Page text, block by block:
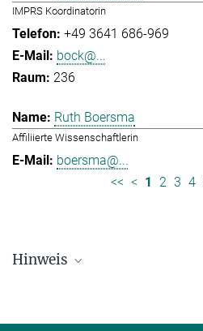
IMPRS Koordinatorin
+49 3641 686-969
bock@...
236
Ruth Boersma
Affiliierte Wissenschaftlerin
boersma@...
<< < 1 2 3 4
Hinweis